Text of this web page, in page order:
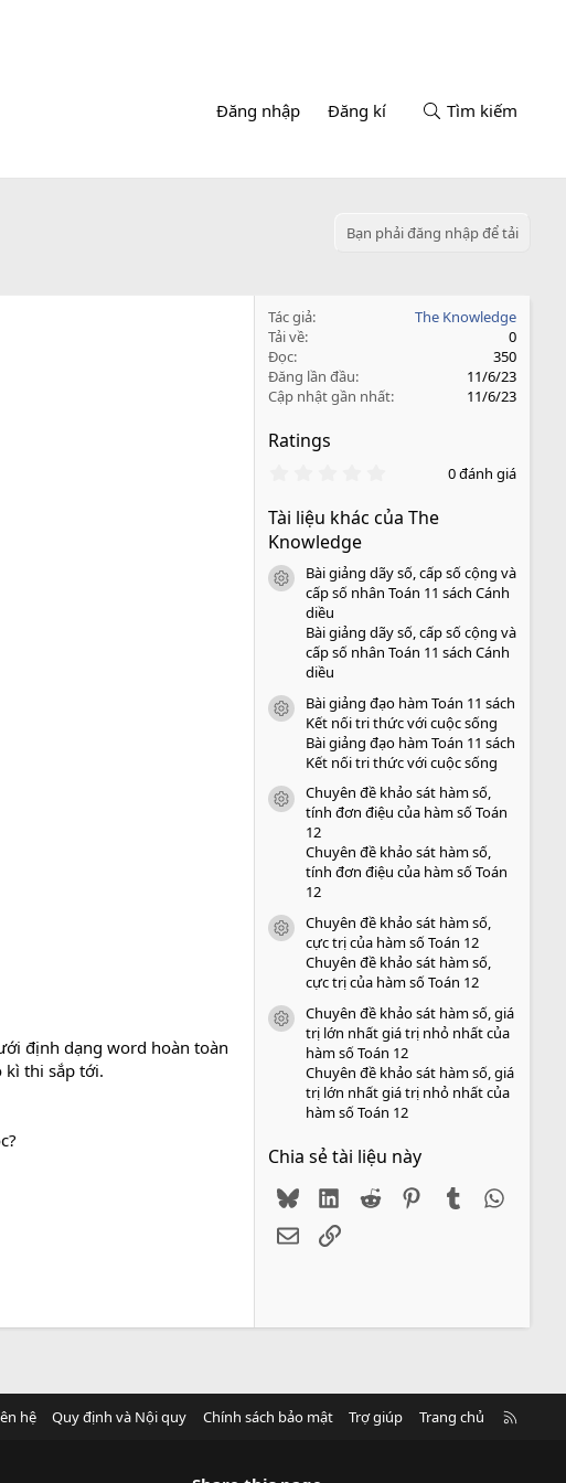
Đăng nhập Đăng kí Tìm kiếm
Bạn phải đăng nhập để tải
định dạng word hoàn toàn
kì thi sắp tới.
Tác giả
The Knowledge
Tải về
0
Đọc
350
Đăng lần đầu
11/6/23
Cập nhật gần nhất
11/6/23
Ratings
0
0
o
0 đánh giá
Tài liệu khác của The
Knowledge
icon tài liệu
Bài giảng dãy số, cấp số cộng và
cấp số nhân Toán 11 sách Cánh
diều
Bài giảng dãy số, cấp số cộng và
cấp số nhân Toán 11 sách Cánh
diều
icon tài liệu
Bài giảng đạo hàm Toán 11 sách
Kết nối tri thức với cuộc sống
Bài giảng đạo hàm Toán 11 sách
Kết nối tri thức với cuộc sống
icon tài liệu
Chuyên đề khảo sát hàm số,
tính đơn điệu của hàm số Toán
12
Chuyên đề khảo sát hàm số,
tính đơn điệu của hàm số Toán
12
icon tài liệu
Chuyên đề khảo sát hàm số,
cực trị của hàm số Toán 12
Chuyên đề khảo sát hàm số,
cực trị của hàm số Toán 12
icon tài liệu
Chuyên đề khảo sát hàm số, giá
trị lớn nhất giá trị nhỏ nhất của
hàm số Toán 12
Chuyên đề khảo sát hàm số, giá
trị lớn nhất giá trị nhỏ nhất của
hàm số Toán 12
Chia sẻ tài liệu này
BlueskyLinkedIn
Reddit PinterestTumblr
EmailLink
hệ Quy định và Nội quy Chính sách bảo mật Trợ giúp Trang chủ